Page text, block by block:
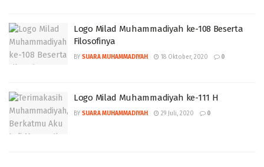
Logo Milad Muhammadiyah ke-108 Beserta
Filosofinya
BY SUARA MUHAMMADIYAH 18 Oktober, 2020 0
Logo Milad Muhammadiyah ke-111 H
BY SUARA MUHAMMADIYAH 29 Juli, 2020 0